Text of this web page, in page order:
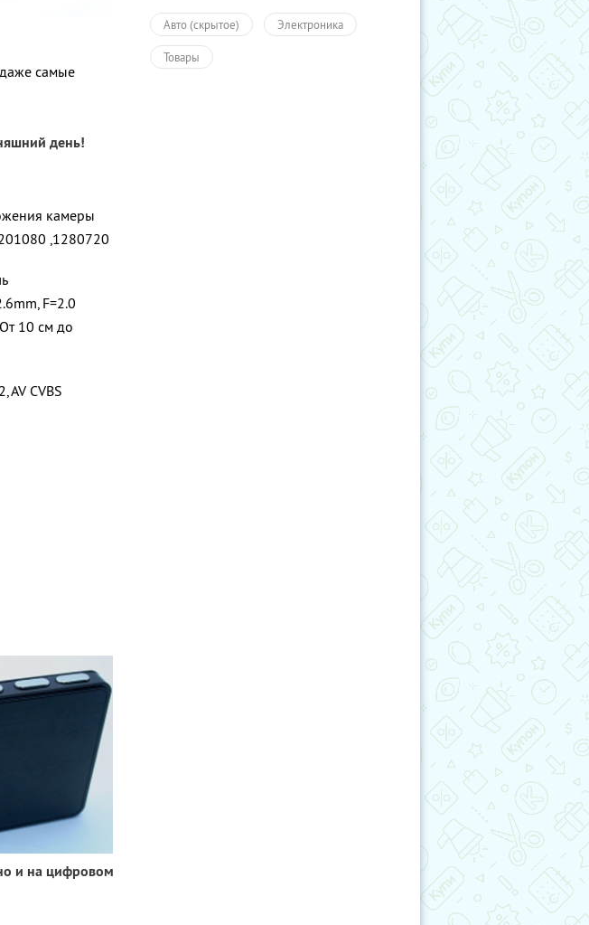
самые
день!
камеры
1080 ,1280720
F=2.0
10 см до
AV CVBS
и на цифровом
Авто (скрытое) Электроника
Товары